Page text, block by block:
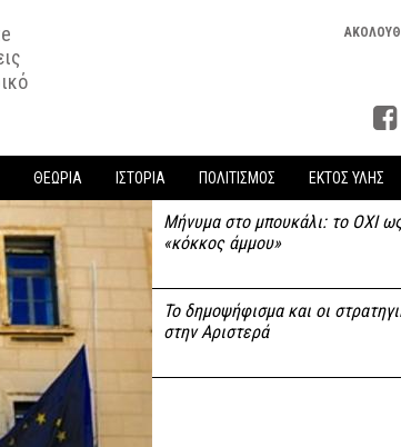
ΘΕΩΡΙΑ ΙΣΤΟΡΙΑ ΠΟΛΙΤΙΣΜΟΣ ΕΚΤΟΣ ΥΛΗΣ
Μήνυμα στο μπουκάλι: το ΟΧΙ
«κόκκος άμμου»
Το δημοψήφισμα και οι
στην Αριστερά